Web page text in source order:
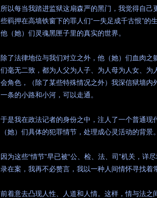
所以每当我踏进监狱这扇森严的黑门，我觉得自
些羁押在高墙铁窗下的罪人们“一失足成千古恨”的
他（她）们灵魂黑匣子里的真实的世界。
除了法律地位与我们对立之外，他（她）们血肉之
们毫无二致，都为人父为人子、为人母为人女、为
会角色，（除了某些特殊情况之外）我深信狱墙内
一条的小路和小河，可以走通。
于是我在政法记者的身份之中，注人了一个普通现
（她）们具体的犯罪情节，处理成心灵活动的背景。
因为这些“情节”早已被“公、检、法、司”机关，详
录在案，我再不必赘言，我以一种人间情怀寻找
前着意去凸现人性、人道和人情。这样，情与法之